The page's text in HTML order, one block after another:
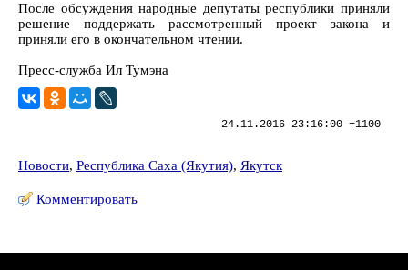
После обсуждения народные депутаты республики приняли
решение поддержать рассмотренный проект закона и
приняли его в окончательном чтении.
Пресс-служба Ил Тумэна
24.11.2016 23:16:00 +1100
Новости, Республика Саха (Якутия), Якутск
Комментировать